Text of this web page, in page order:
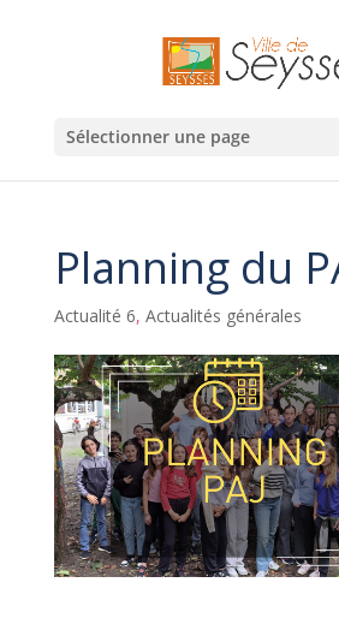
Sélectionner une page
Planning du
Actualité 6, Actualités générales